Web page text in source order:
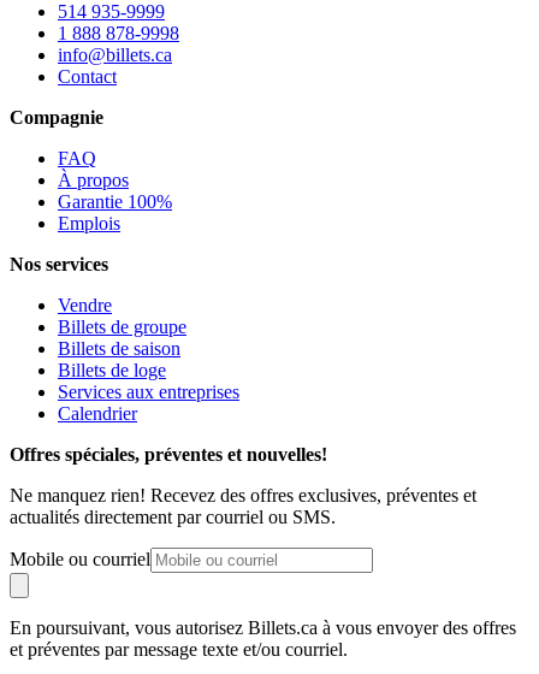
514 935-9999
1 888 878-9998
info@billets.ca
Contact
Compagnie
FAQ
À propos
Garantie 100%
Emplois
Nos services
Vendre
Billets de groupe
Billets de saison
Billets de loge
Services aux entreprises
Calendrier
Offres spéciales, préventes et nouvelles!
Ne manquez rien! Recevez des offres exclusives, préventes et
actualités directement par courriel ou SMS.
Mobile ou courriel
En poursuivant, vous autorisez Billets.ca à vous envoyer des offres
et préventes par message texte et/ou courriel.